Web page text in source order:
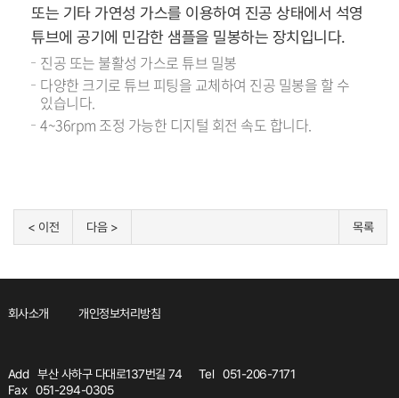
또는 기타 가연성 가스를 이용하여 진공 상태에서 석영
튜브에 공기에 민감한 샘플을 밀봉하는 장치입니다.
진공 또는 불활성 가스로 튜브 밀봉
다양한 크기로 튜브 피팅을 교체하여 진공 밀봉을 할 수
있습니다.
4~36rpm 조정 가능한 디지털 회전 속도 합니다.
< 이전 다음 > 목록
회사소개 개인정보처리방침
Add 부산 사하구 다대로137번길 74 Tel
051-206-7171
Fax
051-294-0305